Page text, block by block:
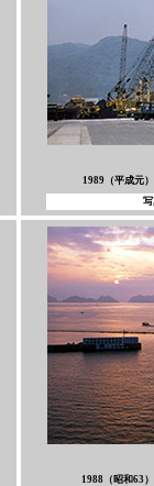
1989（平成元
1988（昭和63